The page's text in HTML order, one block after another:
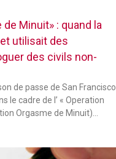
Minuit» : quand la
utilisait des
des civils non-
de passe de San Francisco
le cadre de l’ « Operation
Orgasme de Minuit)…